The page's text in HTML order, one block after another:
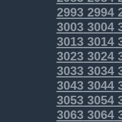
29932994
30033004
30133014
30233024
30333034
30433044
30533054
30633064